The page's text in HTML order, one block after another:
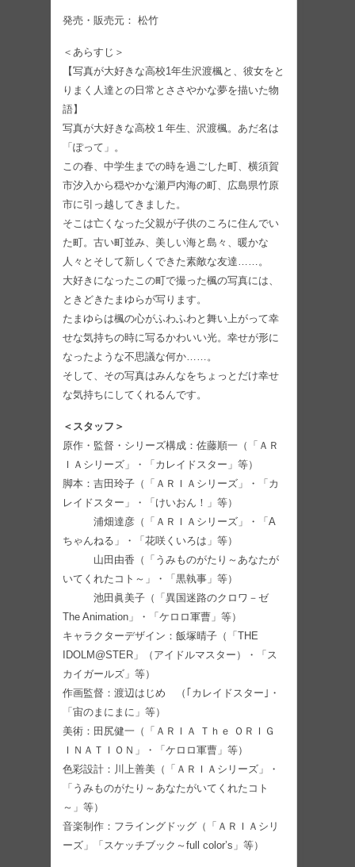
発売・販売元： 松竹
＜あらすじ＞
【写真が大好きな高校1年生沢渡楓と、彼女をと
りまく人達との日常とささやかな夢を描いた物
語】
写真が大好きな高校１年生、沢渡楓。あだ名は
「ぽって」。
この春、中学生までの時を過ごした町、横須賀
市汐入から穏やかな瀬戸内海の町、広島県竹原
市に引っ越してきました。
そこは亡くなった父親が子供のころに住んでい
た町。古い町並み、美しい海と島々、暖かな
人々とそして新しくできた素敵な友達……。
大好きになったこの町で撮った楓の写真には、
ときどきたまゆらが写ります。
たまゆらは楓の心がふわふわと舞い上がって幸
せな気持ちの時に写るかわいい光。幸せが形に
なったような不思議な何か……。
そして、その写真はみんなをちょっとだけ幸せ
な気持ちにしてくれるんです。
＜スタッフ＞
原作・監督・シリーズ構成：佐藤順一（「ＡＲ
ＩＡシリーズ」・「カレイドスター」等）
脚本：吉田玲子（「ＡＲＩＡシリーズ」・「カ
レイドスター」・「けいおん！」等）
浦畑達彦（「ＡＲＩＡシリーズ」・「A
ちゃんねる」・「花咲くいろは」等）
山田由香（「うみものがたり～あなたが
いてくれたコト～」・「黒執事」等）
池田眞美子（「異国迷路のクロワ－ゼ
The Animation」・「ケロロ軍曹」等）
キャラクターデザイン：飯塚晴子（「THE
IDOLM@STER」（アイドルマスター）・「ス
カイガールズ」等）
作画監督：渡辺はじめ （｢カレイドスター｣・
「宙のまにまに」等）
美術：田尻健一（「ＡＲＩＡ Ｔｈｅ ＯＲＩＧ
ＩＮＡＴＩＯＮ」・「ケロロ軍曹」等）
色彩設計：川上善美（「ＡＲＩＡシリーズ」・
「うみものがたり～あなたがいてくれたコト
～」等）
音楽制作：フライングドッグ（「ＡＲＩＡシリ
ーズ」「スケッチブック～full color’s」等）